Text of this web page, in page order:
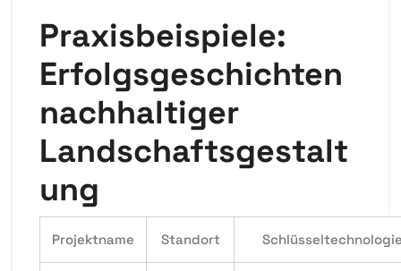
Praxisbeispiele:
Erfolgsgeschichten
nachhaltiger
Landschaftsgestalt
ung
Projektname Standort